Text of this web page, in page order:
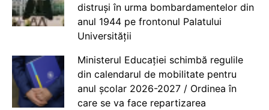
distruși în urma bombardamentelor din
anul 1944 pe frontonul Palatului
Universității
Ministerul Educației schimbă regulile
din calendarul de mobilitate pentru
anul școlar 2026-2027 / Ordinea în
care se va face repartizarea